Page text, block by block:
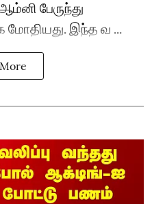
பேருந்து
மோதியது. இந்த வ ...